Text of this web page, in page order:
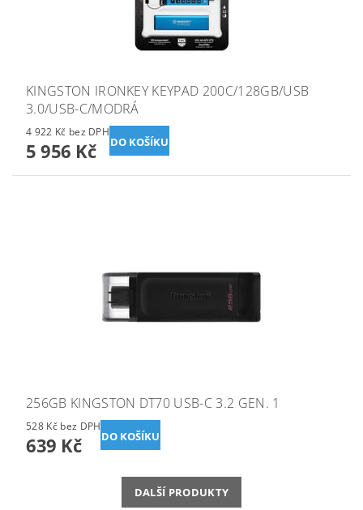
KINGSTON IRONKEY KEYPAD 200C/128GB/USB
3.0/USB-C/MODRÁ
4 922 Kč bez DPH
5 956 Kč
256GB KINGSTON DT70 USB-C 3.2 GEN. 1
528 Kč bez DPH
639 Kč
DALŠÍ PRODUKTY